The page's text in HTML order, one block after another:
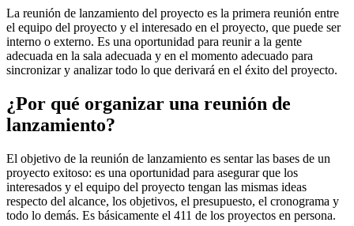
La reunión de lanzamiento del proyecto es la primera reunión entre
el equipo del proyecto y el interesado en el proyecto, que puede ser
interno o externo. Es una oportunidad para reunir a la gente
adecuada en la sala adecuada y en el momento adecuado para
sincronizar y analizar todo lo que derivará en el éxito del proyecto.
¿Por qué organizar una reunión de
lanzamiento?
El objetivo de la reunión de lanzamiento es sentar las bases de un
proyecto exitoso: es una oportunidad para asegurar que los
interesados y el equipo del proyecto tengan las mismas ideas
respecto del alcance, los objetivos, el presupuesto, el cronograma y
todo lo demás. Es básicamente el 411 de los proyectos en persona.